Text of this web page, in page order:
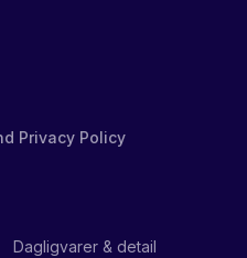
Privacy Policy
Dagligvarer & detail